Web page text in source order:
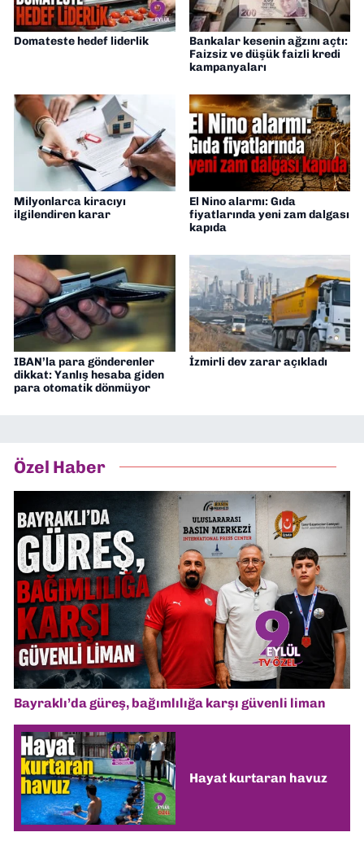
Domateste hedef liderlik
Bankalar kesenin ağzını açtı:
Faizsiz ve düşük faizli kredi
kampanyaları
Milyonlarca kiracıyı
ilgilendiren karar
El Nino alarmı: Gıda
fiyatlarında yeni zam dalgası
kapıda
IBAN’la para gönderenler
dikkat: Yanlış hesaba giden
para otomatik dönmüyor
İzmirli dev zarar açıkladı
Özel Haber
Bayraklı’da güreş, bağımlılığa karşı güvenli liman
Hayat kurtaran havuz